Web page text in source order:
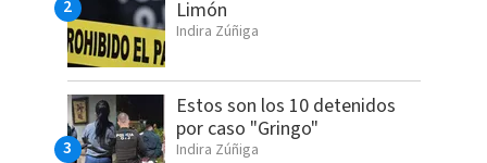
Limón
Indira Zúñiga
Estos son los 10 detenidos
por caso "Gringo"
Indira Zúñiga